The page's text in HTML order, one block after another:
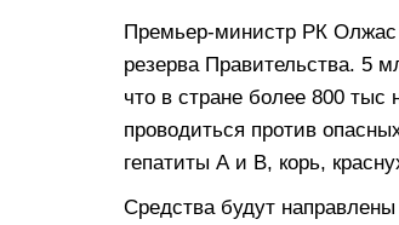
Премьер-министр РК Олжас
резерва Правительства. 5
что в стране более 800
проводиться против
гепатиты А и В, корь,
Средства будут